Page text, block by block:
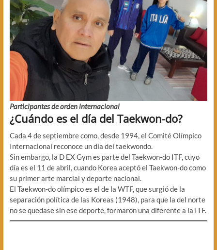
Participantes de orden internacional
¿Cuándo es el día del Taekwon-do?
Cada 4 de septiembre como, desde 1994, el Comité Olímpico
Internacional reconoce un día del taekwondo.
Sin embargo, la D EX Gym es parte del Taekwon-do ITF, cuyo
día es el 11 de abril, cuando Korea aceptó el Taekwon-do como
su primer arte marcial y deporte nacional.
El Taekwon-do olímpico es el de la WTF, que surgió de la
separación política de las Koreas (1948), para que la del norte
no se quedase sin ese deporte, formaron una diferente a la ITF.